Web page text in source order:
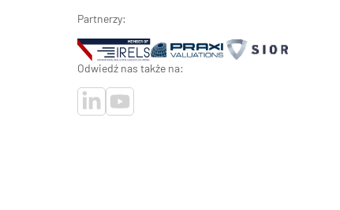
Partnerzy:
Odwiedź nas także na: